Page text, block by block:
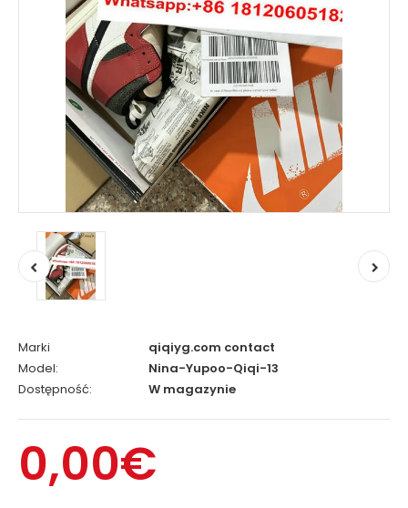
Marki
qiqiyg.com contact
Model:
Nina-Yupoo-Qiqi-13
Dostępność:
W magazynie
0,00€